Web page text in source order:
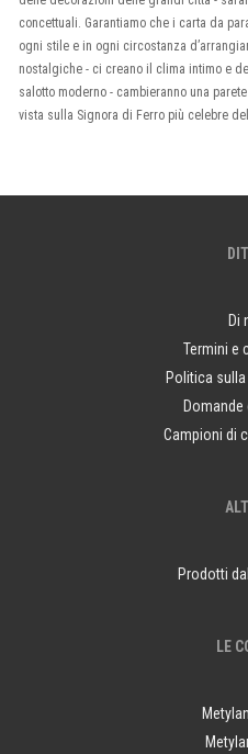
concettuali. Garantiamo che i carta da
ogni stile e in ogni circostanza
nostalgiche - ci creano il clima intimo e
salotto moderno - cambieranno una
vista sulla Signora di Ferro più celebre
Di
Termini e
Politica
Campioni di
Prodotti
LE